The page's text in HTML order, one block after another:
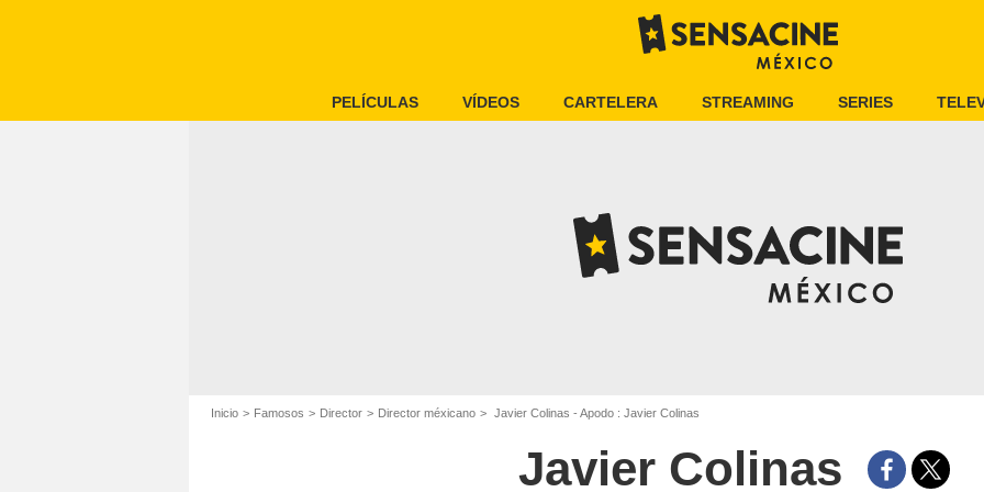
PELÍCULAS VÍDEOS CARTELERA STREAMING SERIES
Inicio Famosos Director Director méxicano Javier Colinas - Apodo : Javier Colinas
Javier Colinas